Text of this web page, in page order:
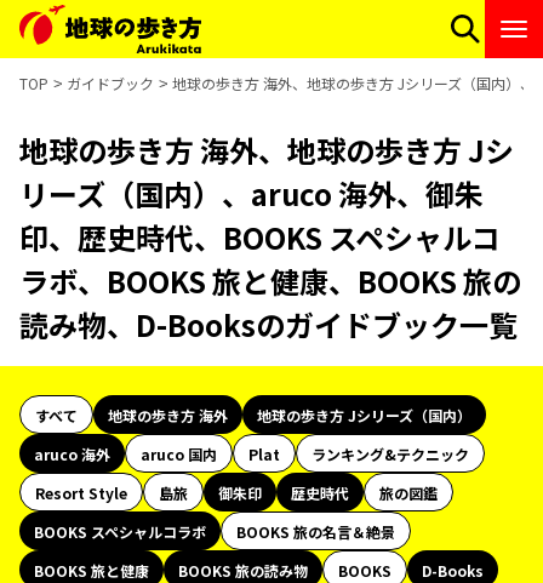
TOP ガイドブック 地球の歩き方 海外、地球の歩き方 Jシリーズ（国内）
地球の歩き方 海外、地球の歩き方 Jシ
リーズ（国内）、aruco 海外、御朱
印、歴史時代、BOOKS スペシャルコ
ラボ、BOOKS 旅と健康、BOOKS 旅の
読み物、D-Booksのガイドブック一覧
すべて 地球の歩き方 海外
地球の歩き方 Jシリーズ（国内）
aruco 海外
aruco 国内 Plat
ランキング&テクニック
Resort Style
島旅 御朱印 歴史時代
旅の図鑑
BOOKS スペシャルコラボ
BOOKS 旅の名言＆絶景
BOOKS 旅と健康
BOOKS 旅の読み物 BOOKS
D-Books